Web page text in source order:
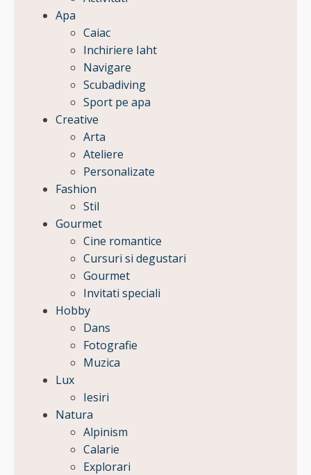
Apa
Caiac
Inchiriere Iaht
Navigare
Scubadiving
Sport pe apa
Creative
Arta
Ateliere
Personalizate
Fashion
Stil
Gourmet
Cine romantice
Cursuri si degustari
Gourmet
Invitati speciali
Hobby
Dans
Fotografie
Muzica
Lux
Iesiri
Natura
Alpinism
Calarie
Explorari